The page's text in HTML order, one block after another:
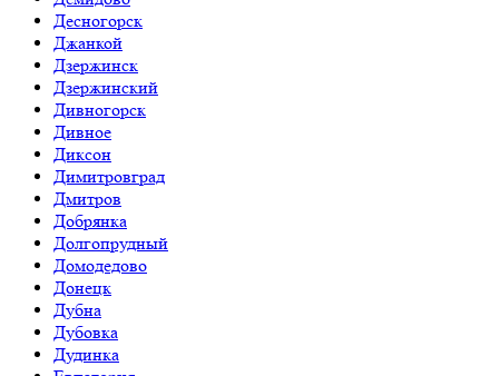
Десногорск
Джанкой
Дзержинск
Дзержинский
Дивногорск
Дивное
Диксон
Димитровград
Дмитров
Добрянка
Долгопрудный
Домодедово
Донецк
Дубна
Дубовка
Дудинка